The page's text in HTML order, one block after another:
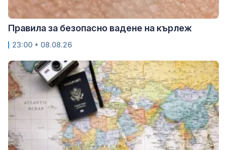
Правила за безопасно вадене на кърлеж
23:00 • 08.08.26